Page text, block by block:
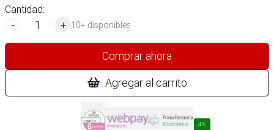
Cantidad:
-
+ 10+ disponibles
Comprar ahora
Agregar al carrito
4%